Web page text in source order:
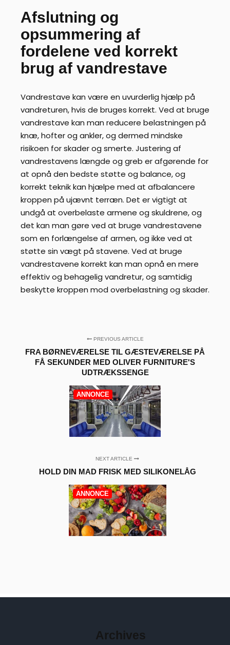
Afslutning og
opsummering af
fordelene ved korrekt
brug af vandrestave
Vandrestave kan være en uvurderlig hjælp på
vandreturen, hvis de bruges korrekt. Ved at bruge
vandrestave kan man reducere belastningen på
knæ, hofter og ankler, og dermed mindske
risikoen for skader og smerte. Justering af
vandrestavens længde og greb er afgørende for
at opnå den bedste støtte og balance, og
korrekt teknik kan hjælpe med at afbalancere
kroppen på ujævnt terræn. Det er vigtigt at
undgå at overbelaste armene og skuldrene, og
det kan man gøre ved at bruge vandrestavene
som en forlængelse af armen, og ikke ved at
støtte sin vægt på stavene. Ved at bruge
vandrestavene korrekt kan man opnå en mere
effektiv og behagelig vandretur, og samtidig
beskytte kroppen mod overbelastning og skader.
PREVIOUS ARTICLE
FRA BØRNEVÆRELSE TIL GÆSTEVÆRELSE PÅ
FÅ SEKUNDER MED OLIVER FURNITURE'S
UDTRÆKSSENGE
ANNONCE
NEXT ARTICLE
HOLD DIN MAD FRISK MED SILIKONELÅG
ANNONCE
Archives